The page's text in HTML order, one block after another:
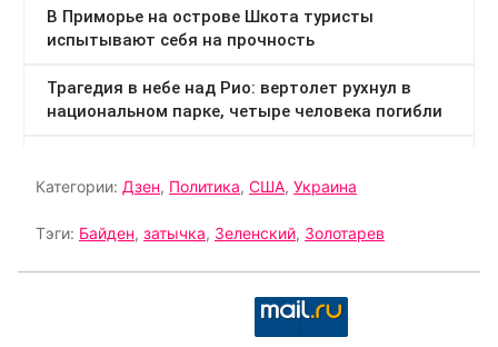
Категории: Дзен, Политика, США, Украина
Тэги: Байден, затычка, Зеленский, Золотарев